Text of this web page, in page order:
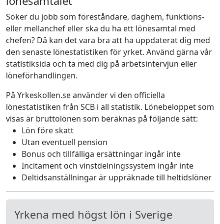
Söker du jobb som föreståndare, daghem, funktions-
eller mellanchef eller ska du ha ett lönesamtal med
chefen? Då kan det vara bra att ha uppdaterat dig med
den senaste lönestatistiken för yrket. Använd gärna vår
statistiksida och ta med dig på arbetsintervjun eller
löneförhandlingen.
På Yrkeskollen.se använder vi den officiella
lönestatistiken från SCB i all statistik. Lönebeloppet som
visas är bruttolönen som beräknas på följande sätt:
Lön före skatt
Utan eventuell pension
Bonus och tillfälliga ersättningar ingår inte
Incitament och vinstdelningssystem ingår inte
Deltidsanställningar är uppräknade till heltidslöner
Yrkena med högst lön i Sverige